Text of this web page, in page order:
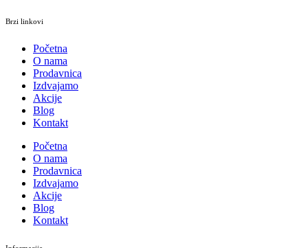
Brzi linkovi
Početna
O nama
Prodavnica
Izdvajamo
Akcije
Blog
Kontakt
Početna
O nama
Prodavnica
Izdvajamo
Akcije
Blog
Kontakt